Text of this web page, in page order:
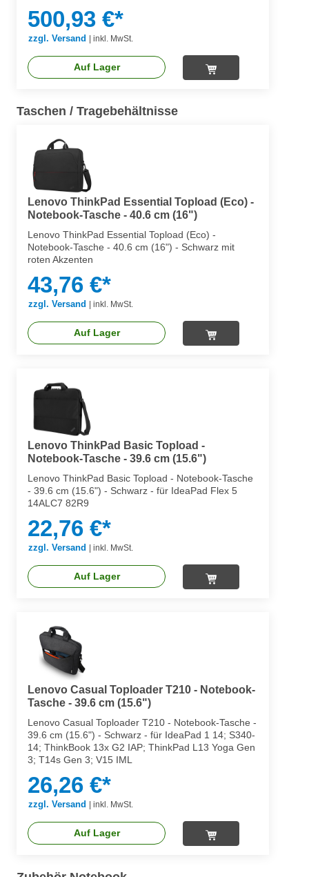
500,93 €*
zzgl. Versand | inkl. MwSt.
Auf Lager
Taschen / Tragebehältnisse
Lenovo ThinkPad Essential Topload (Eco) -
Notebook-Tasche - 40.6 cm (16")
Lenovo ThinkPad Essential Topload (Eco) -
Notebook-Tasche - 40.6 cm (16") - Schwarz mit
roten Akzenten
43,76 €*
zzgl. Versand inkl. MwSt.
Auf Lager
Lenovo ThinkPad Basic Topload -
Notebook-Tasche - 39.6 cm (15.6")
Lenovo ThinkPad Basic Topload - Notebook-Tasche
- 39.6 cm (15.6") - Schwarz - für IdeaPad Flex 5
14ALC7 82R9
22,76 €*
zzgl. Versand inkl. MwSt.
Auf Lager
Lenovo Casual Toploader T210 - Notebook-
Tasche - 39.6 cm (15.6")
Lenovo Casual Toploader T210 - Notebook-Tasche -
39.6 cm (15.6") - Schwarz - für IdeaPad 1 14; S340-
14; ThinkBook 13x G2 IAP; ThinkPad L13 Yoga Gen
3; T14s Gen 3; V15 IML
26,26 €*
zzgl. Versand | inkl. MwSt.
Auf Lager